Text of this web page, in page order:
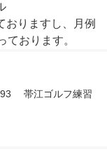
おりますし、月例
おります。
山の仲間・友人を
しさをお伝えい
帯江ゴルフ練習